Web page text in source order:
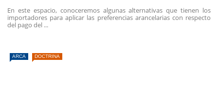
En este espacio, conoceremos algunas alternativas que tienen los
importadores para aplicar las preferencias arancelarias con respecto
del pago del ...
ARCA DOCTRINA